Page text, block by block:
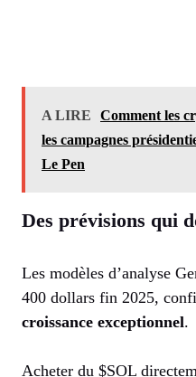
A LIRE
Comment les
les campagnes
Le Pen
Des prévisions qui
Les modèles d’analyse
400 dollars fin 2025,
croissance exceptionnel.
Acheter du $SOL